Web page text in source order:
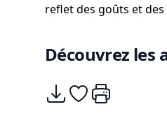
reflet des goûts et
Découvrez les
Télécharger
Ajouter à mes
Imprimer